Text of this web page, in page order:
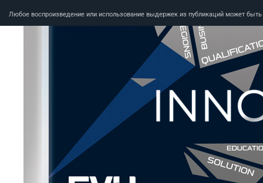
Любое воспроизведение или использование выдержек из публикаций может